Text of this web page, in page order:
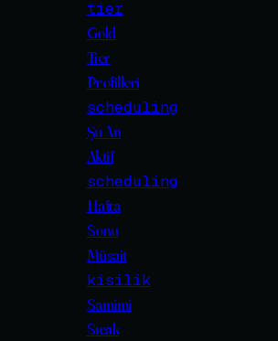
tier
Gold
Tier
Profilleri
scheduling
Şu An
Aktif
scheduling
Hafta
Sonu
Müsait
kisilik
Samimi
Sıcak